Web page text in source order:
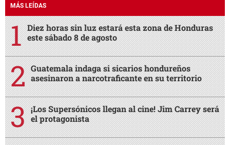
MÁS LEÍDAS
Diez horas sin luz estará esta zona de Honduras
este sábado 8 de agosto
Guatemala indaga si sicarios hondureños
asesinaron a narcotraficante en su territorio
¡Los Supersónicos llegan al cine! Jim Carrey será
el protagonista